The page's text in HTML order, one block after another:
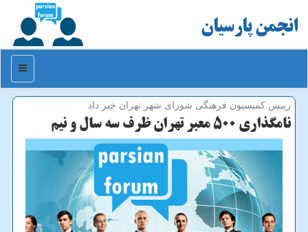
انجمن پارسیان
منو
رییس كمیسیون فرهنگی شورای شهر تهران خبر داد
نامگذاری ۵۰۰ معبر تهران ظرف سه سال و نیم